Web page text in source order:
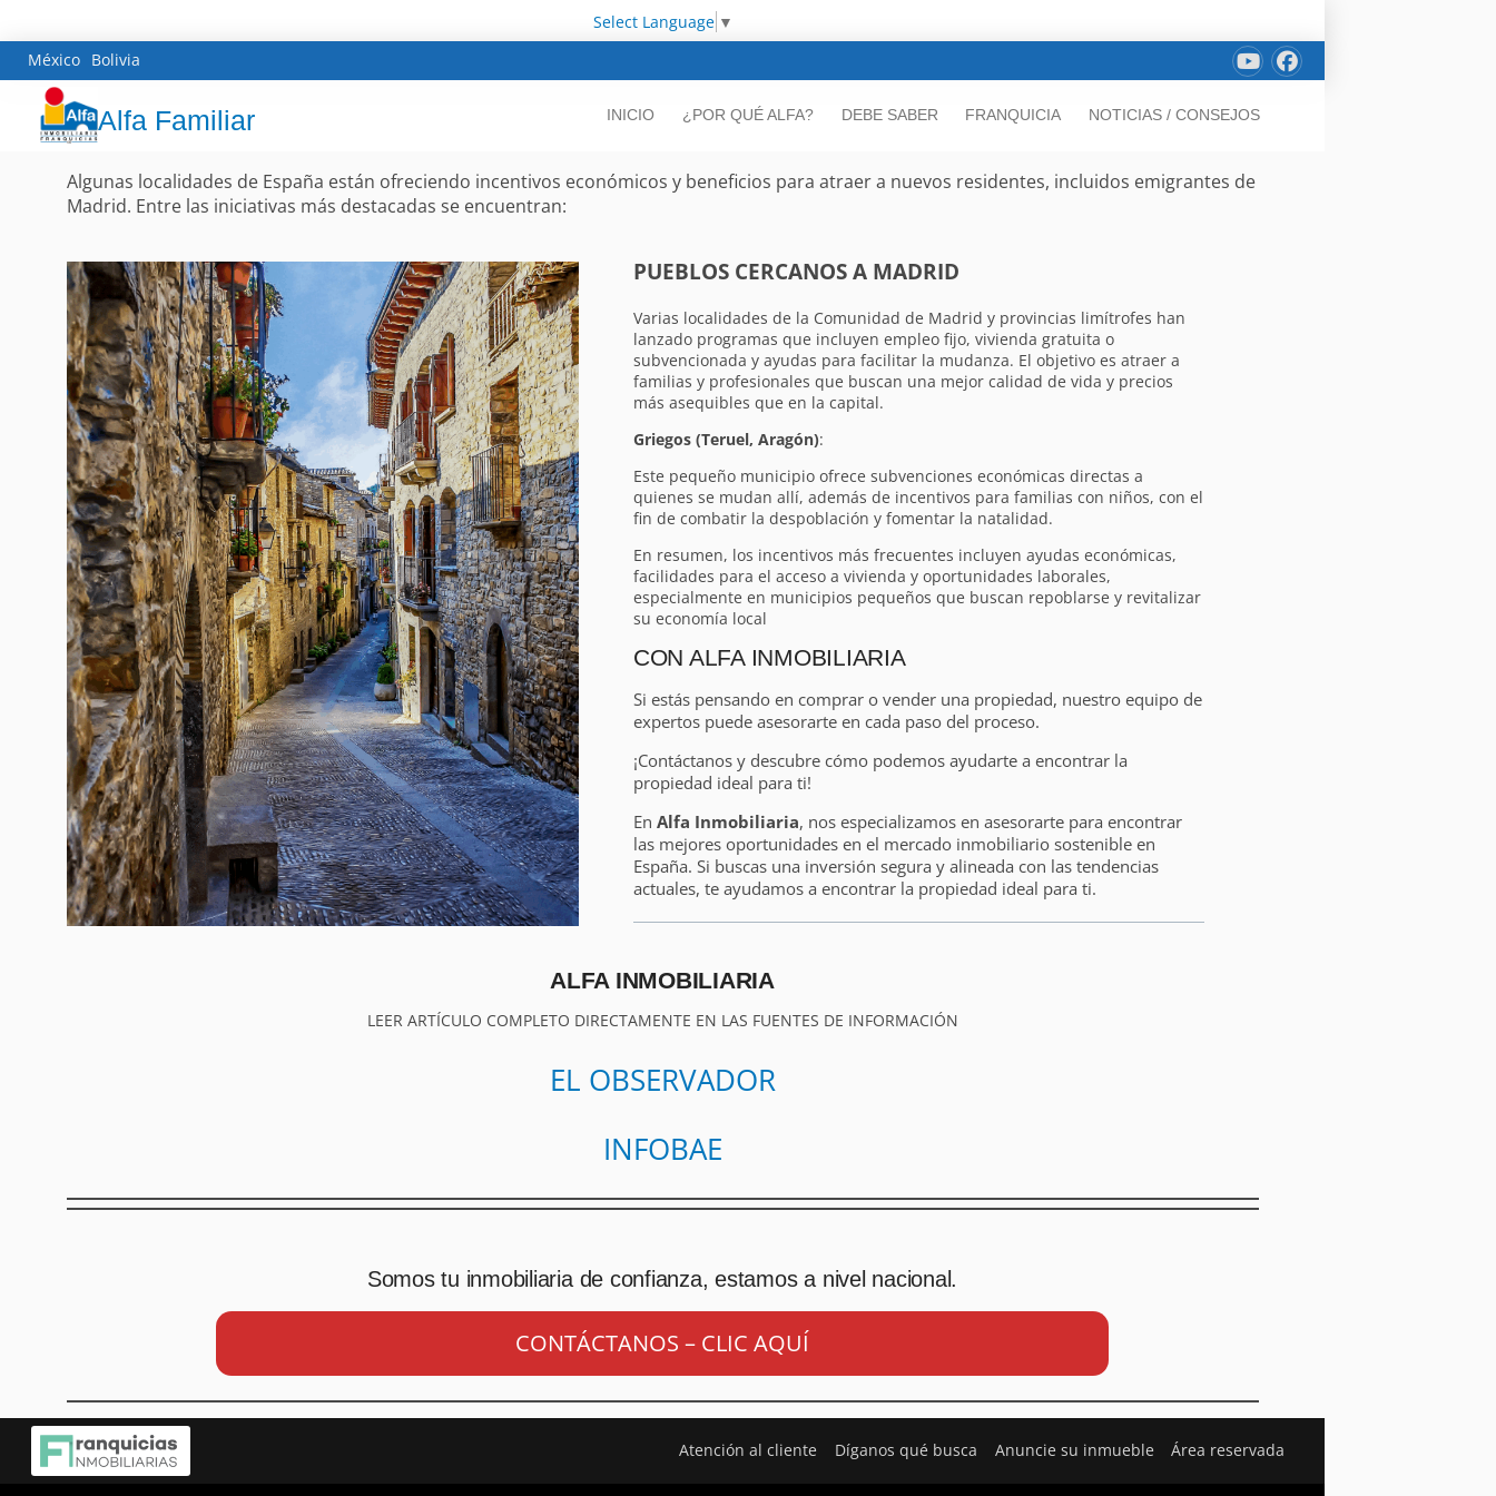
Select Language ▼
México Bolivia
Alfa Familiar INICIO ¿POR QUÉ ALFA? DEBE SABER FRANQUICIA NOTICIAS / CONSEJOS
Algunas localidades de España están ofreciendo incentivos económicos y beneficios para atraer a nuevos residentes, incluidos emigrantes de
Madrid. Entre las iniciativas más destacadas se encuentran:
PUEBLOS CERCANOS A MADRID
Varias localidades de la Comunidad de Madrid y provincias limítrofes han
lanzado programas que incluyen empleo fijo, vivienda gratuita o
subvencionada y ayudas para facilitar la mudanza. El objetivo es atraer a
familias y profesionales que buscan una mejor calidad de vida y precios
más asequibles que en la capital.
Griegos (Teruel, Aragón):
Este pequeño municipio ofrece subvenciones económicas directas a
quienes se mudan allí, además de incentivos para familias con niños, con el
fin de combatir la despoblación y fomentar la natalidad.
En resumen, los incentivos más frecuentes incluyen ayudas económicas,
facilidades para el acceso a vivienda y oportunidades laborales,
especialmente en municipios pequeños que buscan repoblarse y revitalizar
su economía local
CON ALFA INMOBILIARIA
Si estás pensando en comprar o vender una propiedad, nuestro equipo de
expertos puede asesorarte en cada paso del proceso.
¡Contáctanos y descubre cómo podemos ayudarte a encontrar la
propiedad ideal para ti!
En Alfa Inmobiliaria, nos especializamos en asesorarte para encontrar
las mejores oportunidades en el mercado inmobiliario sostenible en
España. Si buscas una inversión segura y alineada con las tendencias
actuales, te ayudamos a encontrar la propiedad ideal para ti.
ALFA INMOBILIARIA
LEER ARTÍCULO COMPLETO DIRECTAMENTE EN LAS FUENTES DE INFORMACIÓN
EL OBSERVADOR
INFOBAE
Somos tu inmobiliaria de confianza, estamos a nivel nacional.
CONTÁCTANOS – CLIC AQUÍ
Atención al cliente Díganos qué busca Anuncie su inmueble Área reservada